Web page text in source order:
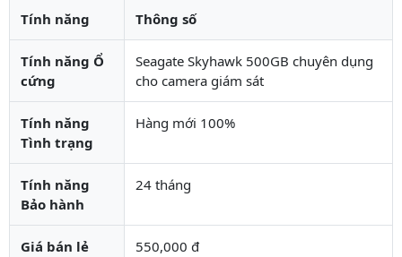
Tính năng Thông số
Tính năng Ổ
cứng
Seagate Skyhawk 500GB chuyên dụng
cho camera giám sát
Tính năng
Tình trạng
Hàng mới 100%
Tính năng
Bảo hành
24 tháng
Giá bán lẻ 550,000 đ